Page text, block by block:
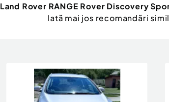
Land Rover RANGE Rover Discovery
Iată mai jos recomandări